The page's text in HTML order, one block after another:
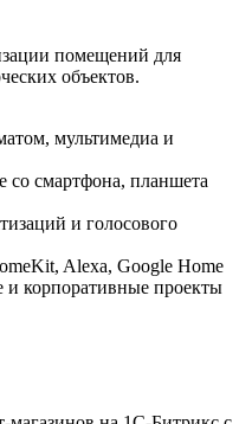
помещений для
объектов.
мультимедиа и
со смартфона, планшета
и голосового
Alexa, Google Home
и корпоративные проекты